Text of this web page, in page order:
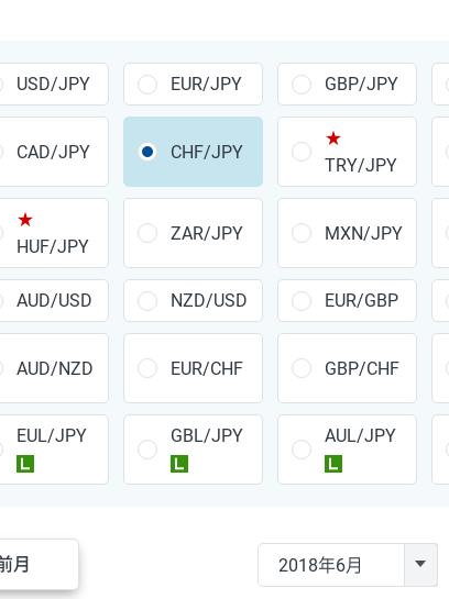
GBP/JPY 170円
AUD/JPY 106円
NZD/JPY 28円
CAD/JPY 38円
CHF/JPY 34円
PLN/JPY 35円
HUF/JPY 16円
ZAR/JPY 130円
MXN/JPY 140円
USD/JPY EUR/JPY GBP/JPY
CAD/JPY CHF/JPY
★
TRY/JPY
★
HUF/JPY
ZAR/JPY MXN/JPY
AUD/USD NZD/USD EUR/GBP
AUD/NZD EUR/CHF GBP/CHF
EUL/JPY
GBL/JPY
AUL/JPY
月